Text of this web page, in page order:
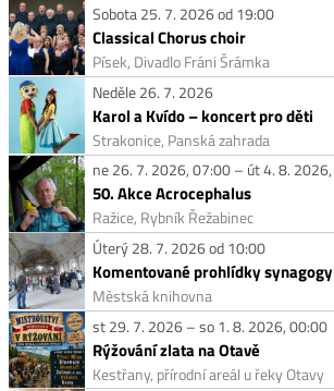
Sobota 25. 7. 2026 od 19:00
Classical Chorus choir
Písek, Divadlo Fráni Šrámka
Neděle 26. 7. 2026
Karol a Kvído – koncert pro děti
Strakonice, Panská zahrada
ne 26. 7. 2026, 07:00 – út 4. 8.
50. Akce Acrocephalus
Ražice, Rybník Řežabinec
Úterý 28. 7. 2026 od 10:00
Městská knihovna
st 29. 7. 2026 – so 1. 8. 2026, 00:00
Rýžování zlata na Otavě
Kestřany, přírodní areál u řeky Otavy